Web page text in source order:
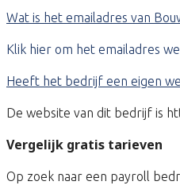
Wat is het emailadres van
Klik hier om het emailadres
Heeft het bedrijf een eigen
De website van dit bedrijf is
Vergelijk gratis tarieven
Op zoek naar een payroll